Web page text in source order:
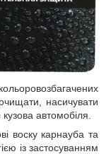
насичувати
автомобіля.
воску карнауба та
із застосуванням